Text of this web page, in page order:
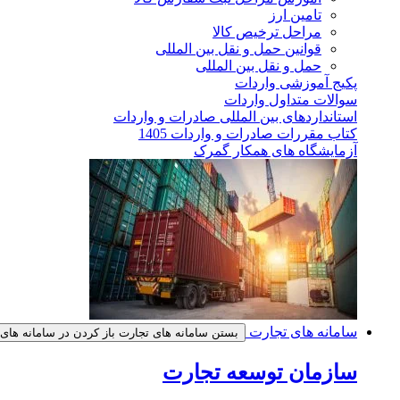
تامین ارز
مراحل ترخیص کالا
قوانین حمل و نقل بین المللی
حمل و نقل بین المللی
پکیج آموزشی واردات
سوالات متداول واردات
استانداردهای بین المللی صادرات و واردات
کتاب مقررات صادرات و واردات 1405
آزمایشگاه های همکار گمرک
سامانه های تجارت بستن سامانه های تجارت باز کردن در سامانه
سازمان توسعه تجارت